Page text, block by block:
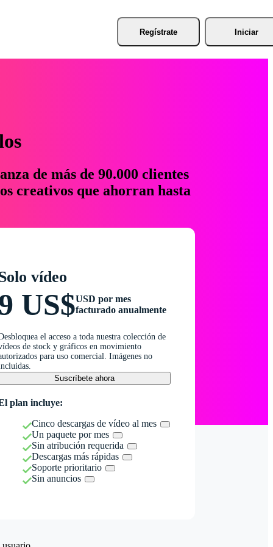
Regístrate Iniciar
de más de 90.000 clientes
creativos que ahorran hasta
vídeo
US$USD por mes
facturado anualmente
el acceso a toda nuestra colección de
de stock y gráficos en movimiento
para uso comercial. Imágenes no
Suscríbete ahora
plan incluye:
Cinco descargas de vídeo al mes
Un paquete por mes
Sin atribución requerida
Descargas más rápidas
Soporte prioritario
Sin anuncios